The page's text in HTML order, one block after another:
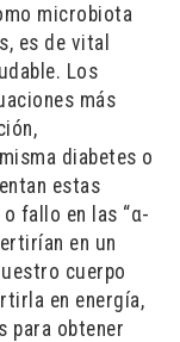
microbiota
es de vital
Los
más
diabetes o
estas
fallo en las “α-
en un
cuerpo
en energía,
para obtener